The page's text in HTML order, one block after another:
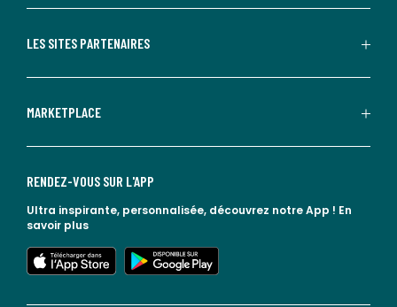
LES SITES PARTENAIRES
MARKETPLACE
RENDEZ-VOUS SUR L'APP
Ultra inspirante, personnalisée, découvrez notre App ! En
savoir plus
lien vers l'app store
lien vers google play